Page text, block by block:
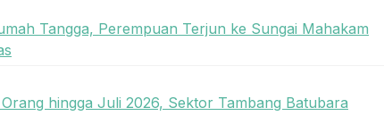
Tangga, Perempuan Terjun ke Sungai Mahakam
hingga Juli 2026, Sektor Tambang Batubara